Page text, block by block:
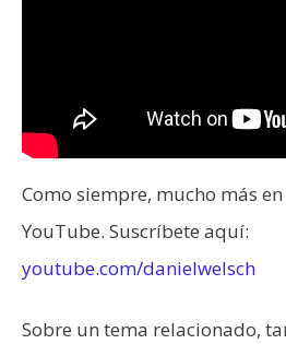
Como siempre, mucho más
YouTube. Suscríbete aquí:
youtube.com/danielwelsch
Sobre un tema relacionado,